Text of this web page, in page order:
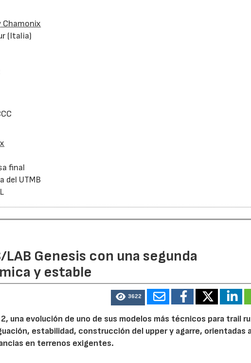
Chamonix
(Italia)
final
del UTMB
Genesis con una segunda
y estable
3622
una evolución de uno de sus modelos más técnicos para trail
estabilidad, construcción del upper y agarre, orientadas
en terrenos exigentes.